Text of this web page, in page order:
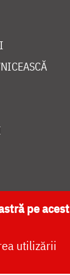
pe acest
utilizării